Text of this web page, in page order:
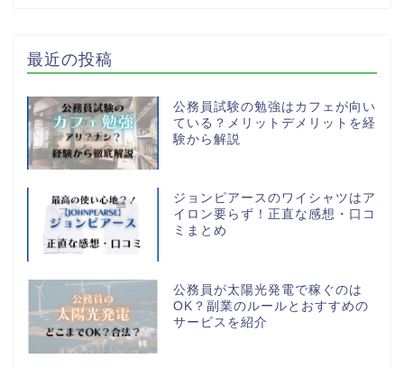
最近の投稿
公務員試験の勉強はカフェが向い
ている？メリットデメリットを経
験から解説
ジョンピアースのワイシャツはア
イロン要らず！正直な感想・口コ
ミまとめ
公務員が太陽光発電で稼ぐのは
OK？副業のルールとおすすめの
サービスを紹介